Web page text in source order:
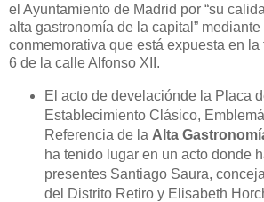
el Ayuntamiento de Madrid por “su
alta gastronomía de la capital”
conmemorativa que está expuesta en
6 de la calle Alfonso XII.
El acto de develaciónde la Placa
Establecimiento Clásico,
Referencia de la Alta
ha tenido lugar en un acto donde
presentes Santiago Saura,
del Distrito Retiro y Elisabeth